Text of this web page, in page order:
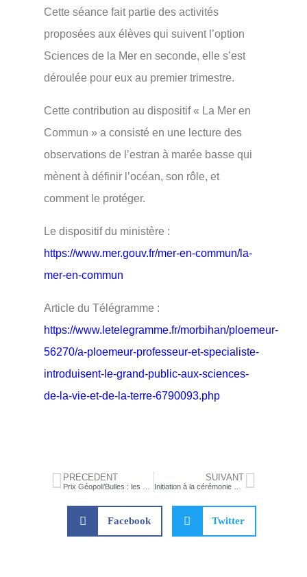
Cette séance fait partie des activités
proposées aux élèves qui suivent l’option
Sciences de la Mer en seconde, elle s’est
déroulée pour eux au premier trimestre.
Cette contribution au dispositif « La Mer en
Commun » a consisté en une lecture des
observations de l’estran à marée basse qui
mènent à définir l’océan, son rôle, et
comment le protéger.
Le dispositif du ministère :
https://www.mer.gouv.fr/mer-en-commun/la-
mer-en-commun
Article du Télégramme :
https://www.letelegramme.fr/morbihan/ploemeur-
56270/a-ploemeur-professeur-et-specialiste-
introduisent-le-grand-public-aux-sciences-
de-la-vie-et-de-la-terre-6790093.php
PRÉCÉDENT SUIVANT
Facebook Twitter